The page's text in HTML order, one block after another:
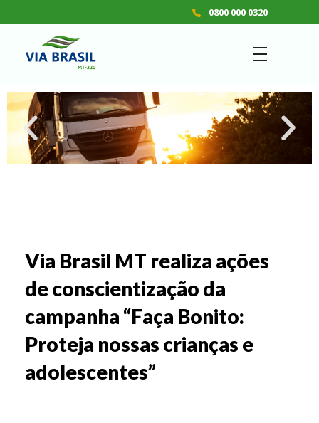
0800 000 0320
Via Brasil MT realiza ações
de conscientização da
campanha “Faça Bonito:
Proteja nossas crianças e
adolescentes”